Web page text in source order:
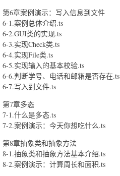
第6章案例演示：写入信息到文件
6-1.案例总体介绍.ts
6-2.GUI类的实现.ts
6-3.实现Check类.ts
6-4.实现File类.ts
6-5.实现输入的基本校验.ts
6-6.判断学号、电话和邮箱是否存在.ts
6-7.写入到文件.ts
第7章多态
7-1.什么是多态.ts
7-2.案例演示：今天你想吃什么.ts
第8章抽象类和抽象方法
8-1.抽象类和抽象方法基本介绍.ts
8-2.案例演示：计算周长和面积.ts